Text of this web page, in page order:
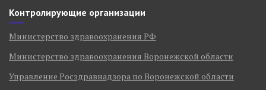
Контролирующие организации
Министерство здравоохранения РФ
Министерство здравоохранения Воронежской области
Управление Росздравнадзора по Воронежской области